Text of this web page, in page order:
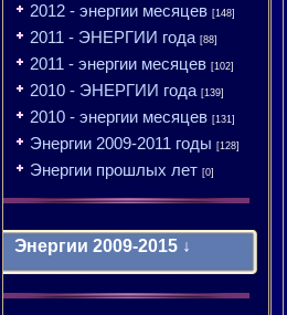
2012 - энергии месяцев [148]
2011 - ЭНЕРГИИ года [88]
2011 - энергии месяцев [102]
2010 - ЭНЕРГИИ года [139]
2010 - энергии месяцев [131]
Энергии 2009-2011 годы [128]
Энергии прошлых лет [0]
Энергии 2009-2015 ↓